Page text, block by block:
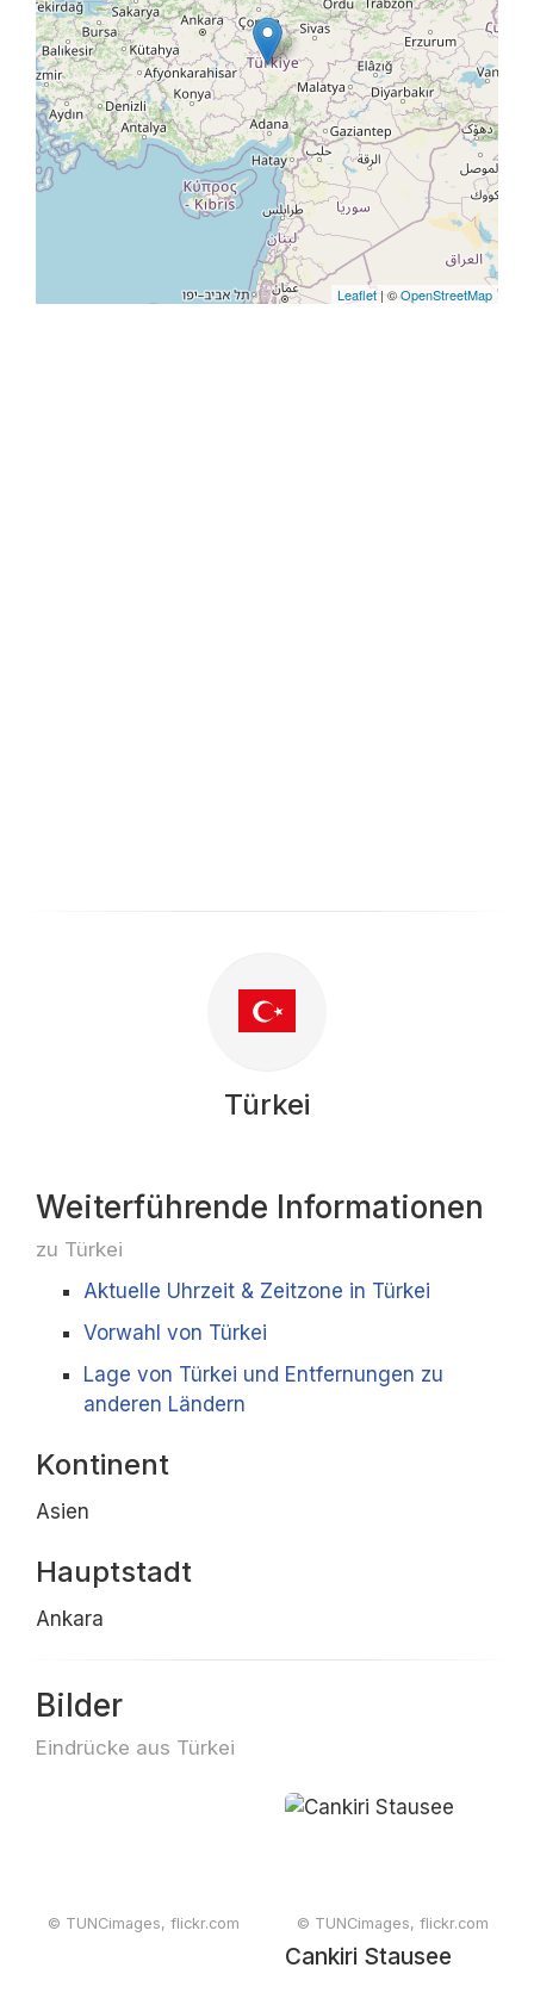
Leaflet | ©OpenStreetMap
Türkei
Weiterführende Informationen
zu Türkei
Aktuelle Uhrzeit & Zeitzone in Türkei
Vorwahl von Türkei
Lage von Türkei und Entfernungen zu
anderen Ländern
Kontinent
Asien
Hauptstadt
Ankara
Bilder
Eindrücke aus Türkei
© TUNCimages, flickr.com © TUNCimages, flickr.com
Cankiri Stausee